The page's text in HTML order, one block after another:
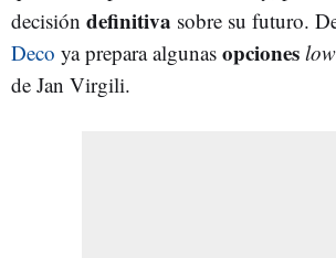
decisión definitiva sobre su futuro.
Deco ya prepara algunas opciones
de Jan Virgili.